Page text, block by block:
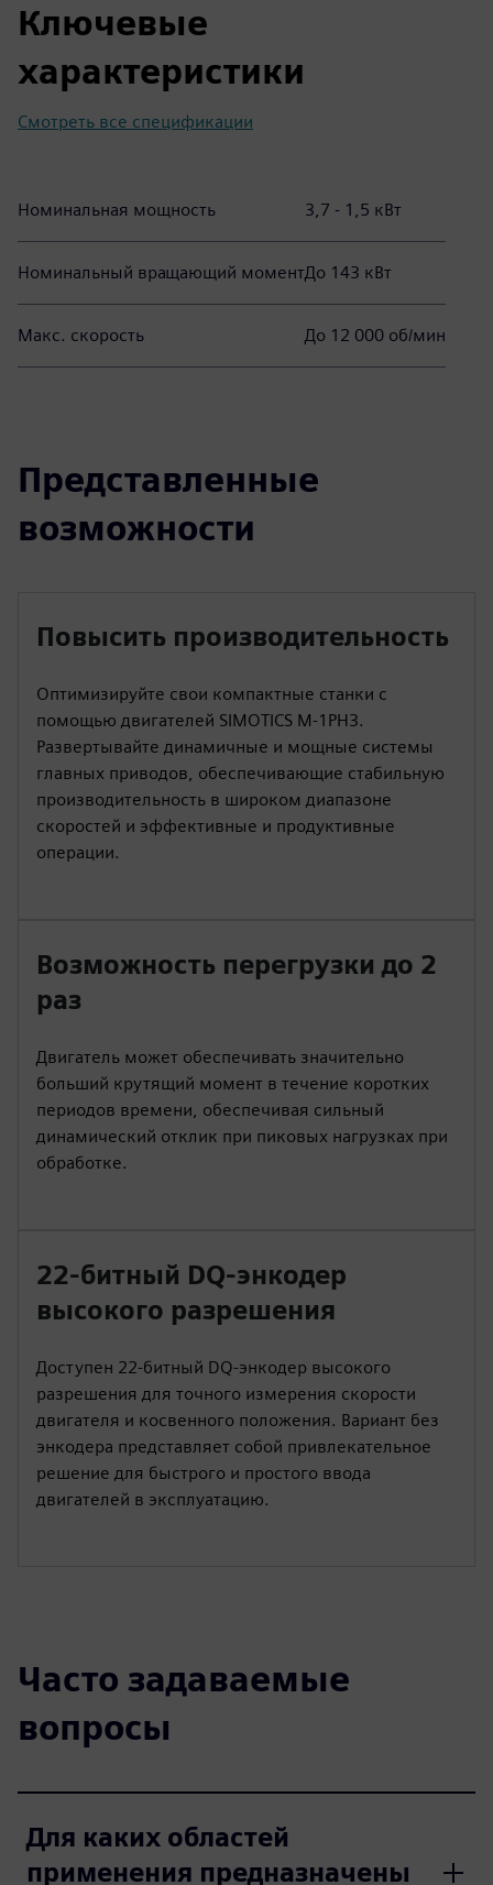
Ключевые
характеристики
Смотреть все спецификации
Номинальная мощность 3,7 - 1,5 кВт
Номинальный вращающий моментДо 143 кВт
Макс. скорость До 12 000 об/мин
Представленные
возможности
Повысить производительность
Оптимизируйте свои компактные станки с
помощью двигателей SIMOTICS M-1PH3.
Развертывайте динамичные и мощные системы
главных приводов, обеспечивающие стабильную
производительность в широком диапазоне
скоростей и эффективные и продуктивные
операции.
Возможность перегрузки до 2
раз
Двигатель может обеспечивать значительно
больший крутящий момент в течение коротких
периодов времени, обеспечивая сильный
динамический отклик при пиковых нагрузках при
обработке.
22-битный DQ-энкодер
высокого разрешения
Доступен 22-битный DQ-энкодер высокого
разрешения для точного измерения скорости
двигателя и косвенного положения. Вариант без
энкодера представляет собой привлекательное
решение для быстрого и простого ввода
двигателей в эксплуатацию.
Часто задаваемые
вопросы
Для каких областей
применения предназначены